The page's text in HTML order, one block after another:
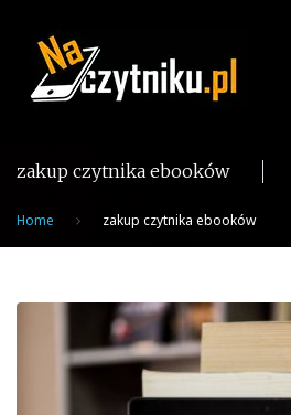
content
zakup czytnika ebooków
Home zakup czytnika ebooków
zakup
czytnika